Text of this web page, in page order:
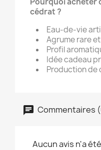
cédrat ?
Eau-de-vie
Agrume rare
Profil
Idée cadeau
Production de
Commentaires
Aucun avis n'a